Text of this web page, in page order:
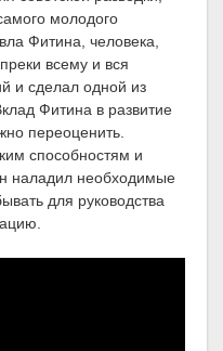
молодого
Фитина, человека,
всему и вся
и сделал одной из
Фитина в развитие
переоценить.
способностям и
наладил необходимые
для руководства